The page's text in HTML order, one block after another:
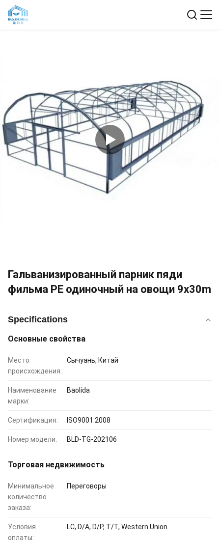
Гальванизированный парник пяди
фильма PE одиночный на овощи 9x30m
Specifications
Основные свойства
Место
происхождения:
Сычуань, Китай
Наименование
марки:
Baolida
Сертификация: ISO9001:2008
Номер модели: BLD-TG-202106
Торговая недвижимость
Минимальное
количество
заказа:
Переговоры
Условия
оплаты:
LC, D/A, D/P, T/T, Western Union